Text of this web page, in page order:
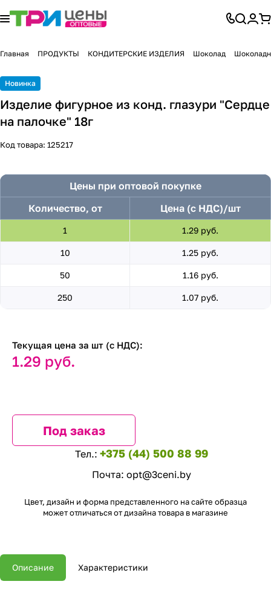
Главная ПРОДУКТЫ КОНДИТЕРСКИЕ ИЗДЕЛИЯ Шоколад
Новинка
Изделие фигурное из конд. глазури "Сердце
на палочке" 18г
Код товара: 125217
Цены при оптовой покупке
Количество, от
Цена (с НДС)/шт
1 1.29 руб.
10 1.25 руб.
50 1.16 руб.
250 1.07 руб.
Текущая цена за шт (с НДС):
1.29 руб.
Под заказ
Тел.: +375 (44) 500 88 99
Почта: opt@3ceni.by
Цвет, дизайн и форма представленного на сайте образца
может отличаться от дизайна товара в магазине
Описание Характеристики